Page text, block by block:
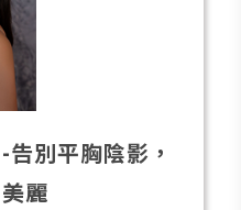
別平胸陰影，
麗